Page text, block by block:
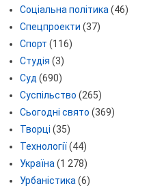
Соціальна політика (46)
Спецпроекти (37)
Спорт (116)
Студія (3)
Суд (690)
Суспільство (265)
Сьогодні свято (369)
Творці (35)
Технології(44)
Україна (1 278)
Урбаністика (6)